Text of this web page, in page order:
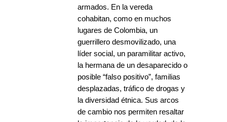
armados. En la vereda
cohabitan, como en muchos
lugares de Colombia, un
guerrillero desmovilizado, una
líder social, un paramilitar activo,
la hermana de un desaparecido o
posible “falso positivo”, familias
desplazadas, tráfico de drogas y
la diversidad étnica. Sus arcos
de cambio nos permiten resaltar